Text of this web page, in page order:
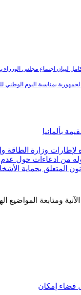
لبيان اجتماع مجلس الوزراء
بمناسبة اليوم الوطني
بألمانيا
لإطارات وزارة الطاقة
من ادعاءات حول
المتعلق بحماية
ومتابعة
فضاء إمكان